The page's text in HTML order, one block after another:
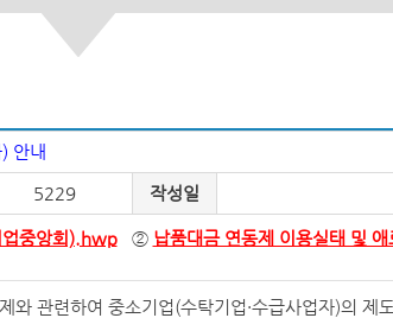
안내
5229 작성일
업중앙회).hwp② 납품대금 연동제 이용실태 및
관련하여 중소기업(수탁기업·수급사업자)의 제